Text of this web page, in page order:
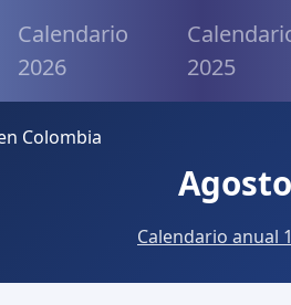
Calendario
2026
2025
Colombia
Calendario anual